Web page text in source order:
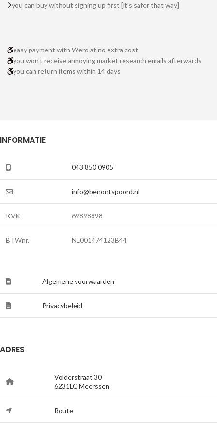
you can buy without signing up first [it's safer that way]
easy payment with Wero at no extra cost
you won't receive annoying market research emails afterwards
you can return items within 14 days
INFORMATIE
043 850 0905
info@benontspoord.nl
KVK 69898898
BTWnr. NL001474123B44
Algemene voorwaarden
Privacybeleid
ADRES
Volderstraat 30
6231LC Meerssen
Route